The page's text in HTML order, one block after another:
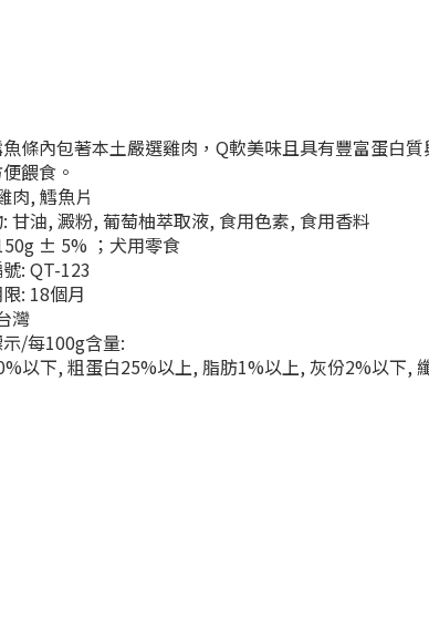
條內包著本土嚴選雞肉，Q軟美味且具有豐富蛋白
餵食。
肉, 鱈魚片
甘油, 澱粉, 葡萄柚萃取液, 食用色素, 食用香料
± 5% ；犬用零食
: QT-123
: 18個月
灣
/每100g含量:
以下, 粗蛋白25%以上, 脂肪1%以上, 灰份2%以下,